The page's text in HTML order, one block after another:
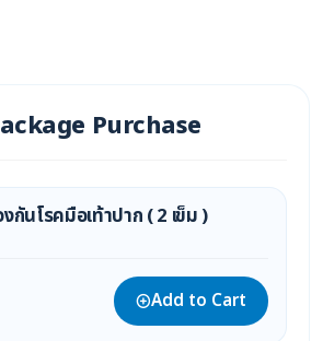
Purchase
กันโรคมือเท้าปาก ( 2 เข็ม )
Add to Cart